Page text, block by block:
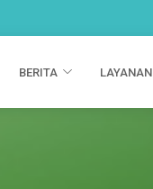
BERITA LAYANAN